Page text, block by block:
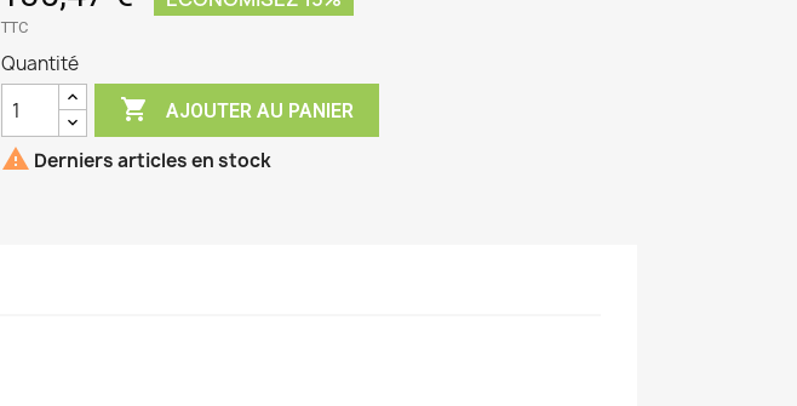
TTC
Quantité
 AJOUTER AU PANIER
 Derniers articles en stock